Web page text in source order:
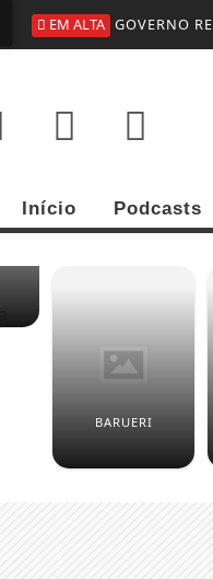
EM ALTA GOVERNO
Início Podcasts
BARUERI